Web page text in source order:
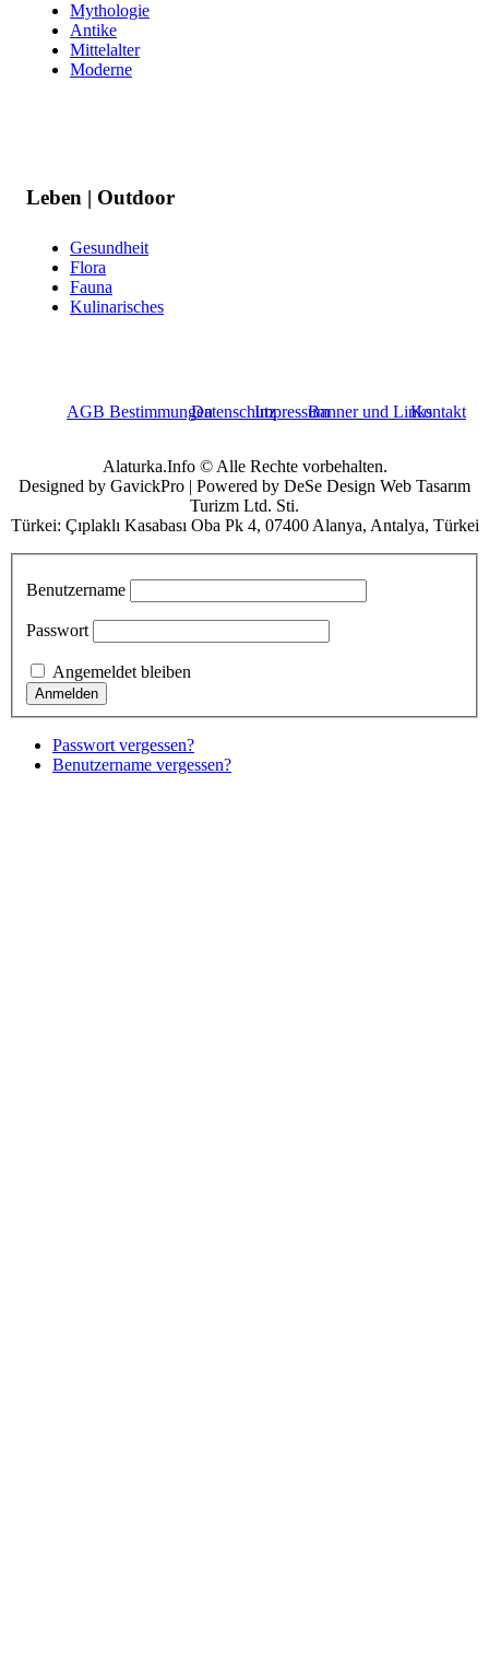
Mythologie
Antike
Mittelalter
Moderne
Leben | Outdoor
Gesundheit
Flora
Fauna
Kulinarisches
AGB BestimmungenDatenschutzImpressumBanner und LinksKontakt
Alaturka.Info © Alle Rechte vorbehalten.
Designed by GavickPro | Powered by DeSe Design Web Tasarım
Turizm Ltd. Sti.
Türkei: Çıplaklı Kasabası Oba Pk 4, 07400 Alanya, Antalya, Türkei
Benutzername
Passwort
Angemeldet bleiben
Passwort vergessen?
Benutzername vergessen?